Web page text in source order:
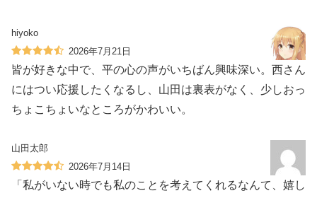
hiyoko
2026年7月21日
皆が好きな中で、平の心の声がいちばん興味深い。西さん
にはつい応援したくなるし、山田は裏表がなく、少しおっ
ちょこちょいなところがかわいい。
山田太郎
2026年7月14日
「私がいない時でも私のことを考えてくれるなんて、嬉し